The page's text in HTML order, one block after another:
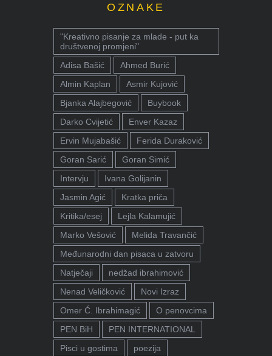
OZNAKE
"Kreativno pisanje za mlade - put ka
društvenoj promjeni"
Adisa Bašić
Ahmed Burić
Almin Kaplan
Asmir Kujović
Bjanka Alajbegović
Buybook
Darko Cvijetić
Enver Kazaz
Ervin Mujabašić
Ferida Duraković
Goran Sarić
Goran Simić
Intervju
Ivana Golijanin
Jasmin Agić
Kratka priča
Kritika/esej
Lejla Kalamujić
Marko Vešović
Melida Travančić
Međunarodni dan pisaca u zatvoru
Natječaji
nedžad ibrahimović
Nenad Veličković
Novi Izraz
Omer Ć. Ibrahimagić
O penovcima
PEN BiH
PEN INTERNATIONAL
Pisci u gostima
poezija